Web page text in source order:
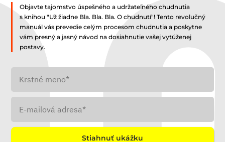
Objavte tajomstvo úspešného a udržateľného chudnutia
s knihou "Už žiadne Bla. Bla. Bla. O chudnutí"! Tento revolučný
manuál vás prevedie celým procesom chudnutia a poskytne
vám presný a jasný návod na dosiahnutie vašej vytúženej
postavy.
Stiahnuť ukážku